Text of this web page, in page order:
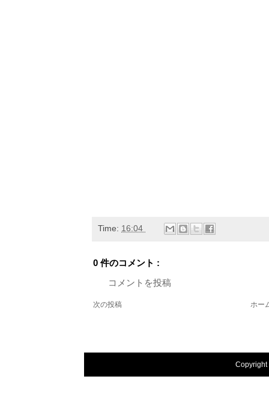
Time: 16:04
0 件のコメント :
コメントを投稿
次の投稿 ホー
Copyright